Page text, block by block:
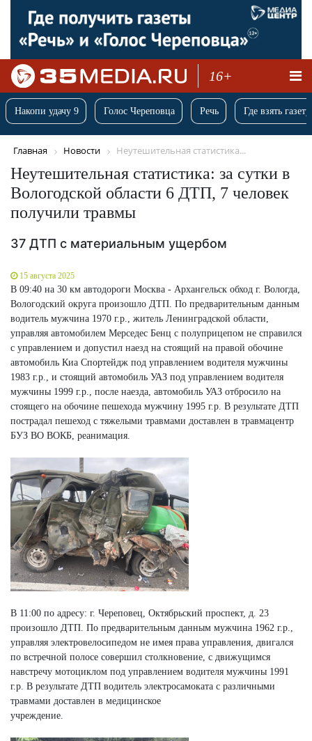
16+
Накопи удачу 9 Голос Череповца Речь Где взять
Главная Новости Неутешительная статистика...
Неутешительная статистика: за сутки в
Вологодской области 6 ДТП, 7 человек
получили травмы
37 ДТП с материальным ущербом
15 августа 2025
В 09:40 на 30 км автодороги Москва - Архангельск обход г. Вологда,
Вологодский округа произошло ДТП. По предварительным данным
водитель мужчина 1970 г.р., житель Ленинградской области,
управляя автомобилем Мерседес Бенц с полуприцепом не справился
с управлением и допустил наезд на стоящий на правой обочине
автомобиль Киа Спортейдж под управлением водителя мужчины
1983 г.р., и стоящий автомобиль УАЗ под управлением водителя
мужчины 1999 г.р., после наезда, автомобиль УАЗ отбросило на
стоящего на обочине пешехода мужчину 1995 г.р. В результате ДТП
пострадал пешеход с тяжелыми травмами доставлен в травмацентр
БУЗ ВО ВОКБ, реанимация.
В 11:00 по адресу: г. Череповец, Октябрьский проспект, д. 23
произошло ДТП. По предварительным данным мужчина 1962 г.р.,
управляя электровелосипедом не имея права управления, двигался
по встречной полосе совершил столкновение, с движущимся
навстречу мотоциклом под управлением водителя мужчины 1991
г.р. В результате ДТП водитель электросамоката с различными
травмами доставлен в медицинское
учреждение.